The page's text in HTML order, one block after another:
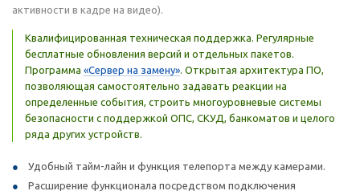
активности в кадре на видео).
Квалифицированная техническая поддержка. Регулярные
бесплатные обновления версий и отдельных пакетов.
Программа «Сервер на замену». Открытая архитектура ПО,
позволяющая самостоятельно задавать реакции на
определенные события, строить многоуровневые системы
безопасности с поддержкой ОПС, СКУД, банкоматов и целого
ряда других устройств.
Удобный тайм-лайн и функция телепорта между камерами.
Расширение функционала посредством подключения